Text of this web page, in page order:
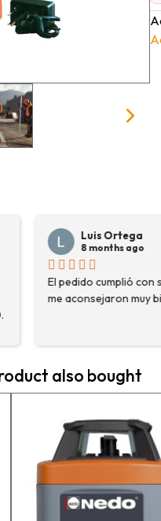
plazos,
8
Hace poco
fue una
solo me
detalle
adecuada
la
En
vuelto a
pedidos en
also bought